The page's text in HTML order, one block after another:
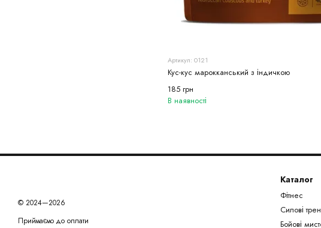
Артикул: 0121
Кус-кус марокканський з індичкою
185 грн
В наявності
© 2024—2026
Приймаємо до оплати
Каталог
Фітнес
Силові
Бойові